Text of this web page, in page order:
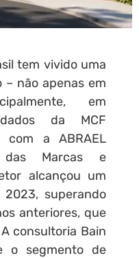
tem vivido uma
não apenas em
em
da MCF
com a ABRAEL
das Marcas e
alcançou um
superando
anteriores, que
consultoria Bain
o segmento de